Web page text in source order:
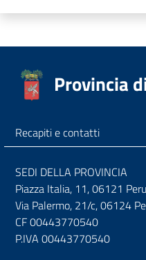
Provincia
Recapiti e contatti
SEDI DELLA PROVINCIA
Piazza Italia, 11, 06121
Via Palermo, 21/c, 06124
CF 00443770540
P.IVA 00443770540